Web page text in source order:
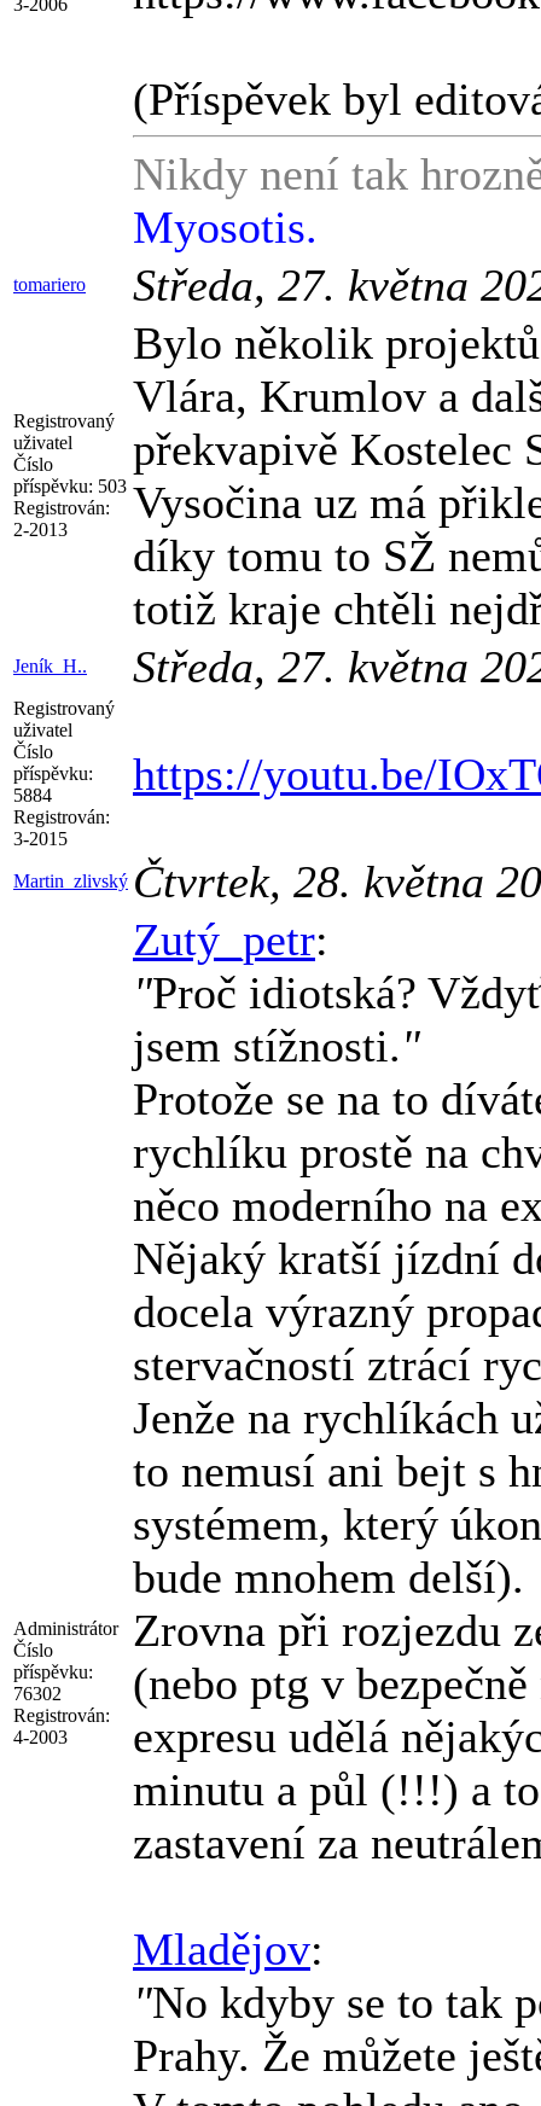
3-2006
(Příspěvek byl
Nikdy není tak
Myosotis.
tomariero Středa, 27. května
Registrovaný
uživatel
Číslo
příspěvku: 503
Registrován:
2-2013
Bylo několik
Vlára, Krumlov a
překvapivě Kostelec
Vysočina uz má
díky tomu to SŽ
totiž kraje chtěli
Jeník_H.. Středa, 27. května
Registrovaný
uživatel
Číslo
příspěvku:
5884
Registrován:
3-2015
https://youtu.be/
Martin_zlivský Čtvrtek, 28. května
Administrátor
Číslo
příspěvku:
76302
Registrován:
4-2003
Zutý_petr:
"Proč idiotská?
jsem stížnosti."
Protože se na to
rychlíku prostě na
něco moderního na
Nějaký kratší jízdní
docela výrazný
stervačností ztrácí
Jenže na rychlíkách
to nemusí ani bejt s
systémem, který
bude mnohem delší).
Zrovna při rozjezdu
(nebo ptg v
expresu udělá
minutu a půl (!!!) a
zastavení za
Mladějov:
"No kdyby se to tak
Prahy. Že můžete